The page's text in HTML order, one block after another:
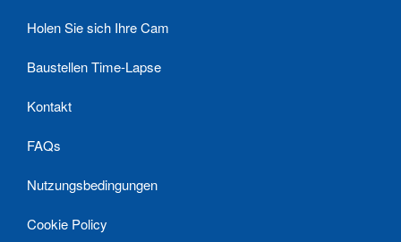
Holen Sie sich Ihre Cam
Baustellen Time-Lapse
Kontakt
FAQs
Nutzungsbedingungen
Cookie Policy